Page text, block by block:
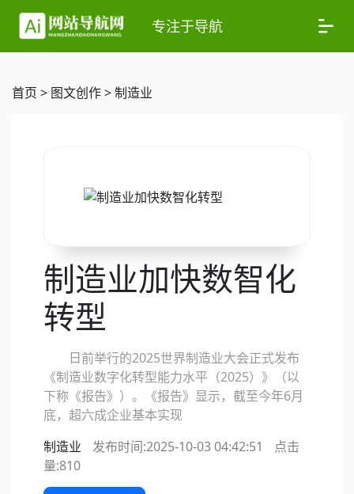
专注于导航
首页 > 图文创作>制造业
制造业加快数智化
转型
日前举行的2025世界制造业大会正式发布
《制造业数字化转型能力水平（2025）》（以
下称《报告》）。《报告》显示，截至今年6月
底，超六成企业基本实现
制造业
发布时间:2025-10-03 04:42:51
点击
量:810